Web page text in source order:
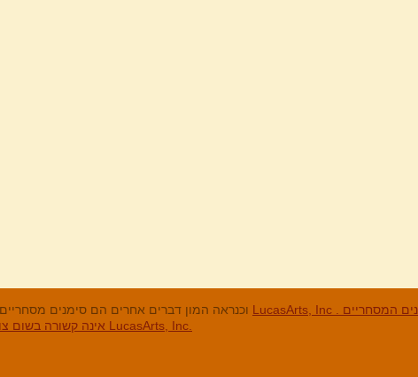
LucasArts, Inc . כל הסימנים המסחריים
האחרים והסימנים המסחריים הרשומים הם בבעלות החברות שלהם. ScummVM אינה קשורה בשום צורה עם LucasArts, Inc.